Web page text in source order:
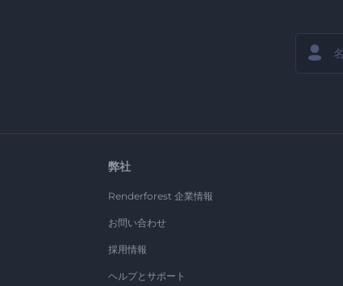
弊社
Renderforest 企業情報
お問い合わせ
採用情報
ヘルプとサポート